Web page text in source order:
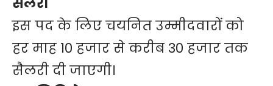
इस पद के लिए चयनित उम्मीदवारों को
हर माह 10 हजार से करीब 30 हजार तक
सैलरी दी जाएगी।